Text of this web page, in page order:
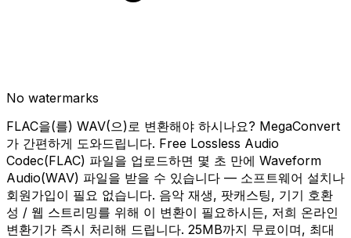
No watermarks
FLAC을(를) WAV(으)로 변환해야 하시나요? MegaConvert
가 간편하게 도와드립니다. Free Lossless Audio
Codec(FLAC) 파일을 업로드하면 몇 초 만에 Waveform
Audio(WAV) 파일을 받을 수 있습니다 — 소프트웨어 설치나
회원가입이 필요 없습니다. 음악 재생, 팟캐스팅, 기기 호환
성 / 웹 스트리밍를 위해 이 변환이 필요하시든, 저희 온라인
변환기가 즉시 처리해 드립니다. 25MB까지 무료이며, 최대